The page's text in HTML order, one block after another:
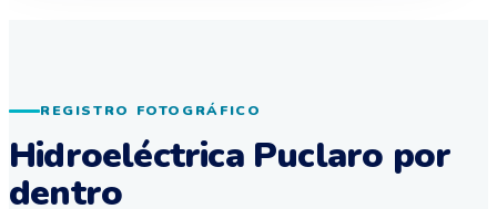
REGISTRO FOTOGRÁFICO
Hidroeléctrica Puclaro por
dentro